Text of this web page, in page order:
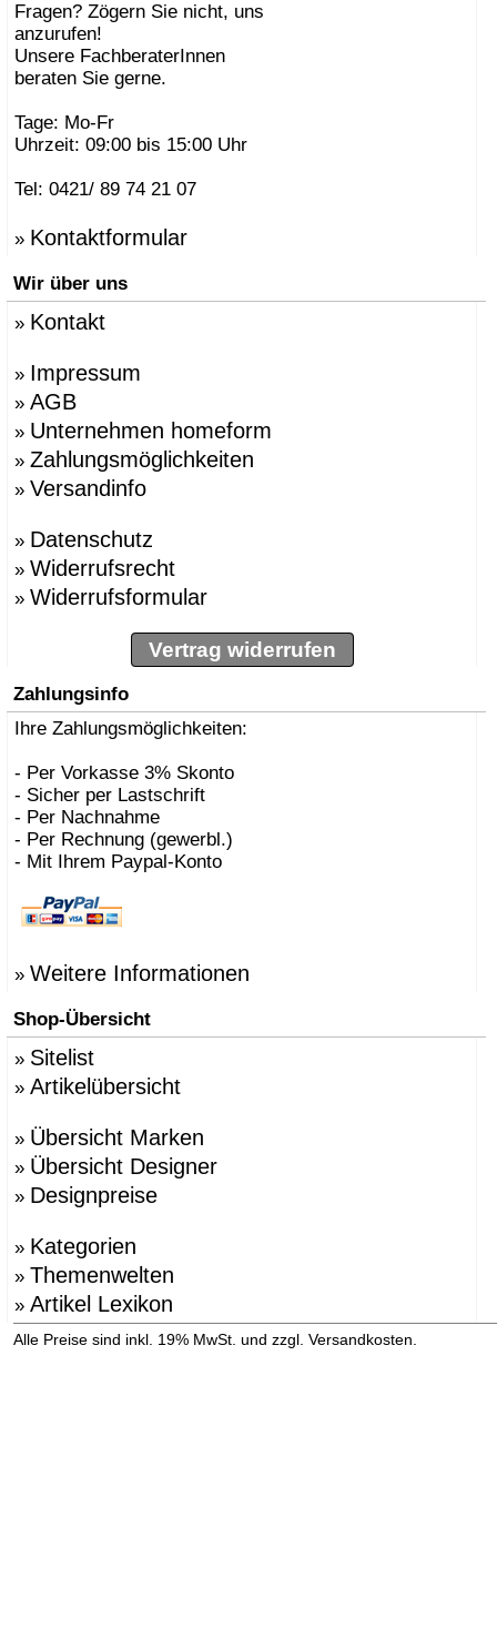
Fragen? Zögern Sie nicht, uns
anzurufen!
Unsere FachberaterInnen
beraten Sie gerne.
Tage: Mo-Fr
Uhrzeit: 09:00 bis 15:00 Uhr
Tel: 0421/ 89 74 21 07
» Kontaktformular
Wir über uns
» Kontakt
» Impressum
» AGB
» Unternehmen homeform
» Zahlungsmöglichkeiten
» Versandinfo
» Datenschutz
» Widerrufsrecht
» Widerrufsformular
Vertrag widerrufen
Zahlungsinfo
Ihre Zahlungsmöglichkeiten:
- Per Vorkasse 3% Skonto
- Sicher per Lastschrift
- Per Nachnahme
- Per Rechnung (gewerbl.)
- Mit Ihrem Paypal-Konto
» Weitere Informationen
Shop-Übersicht
» Sitelist
» Artikelübersicht
» Übersicht Marken
» Übersicht Designer
» Designpreise
» Kategorien
» Themenwelten
» Artikel Lexikon
Alle Preise sind inkl. 19% MwSt. und zzgl. Versandkosten.